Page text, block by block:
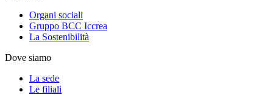
Organi sociali
Gruppo BCC Iccrea
La Sostenibilità
Dove siamo
La sede
Le filiali